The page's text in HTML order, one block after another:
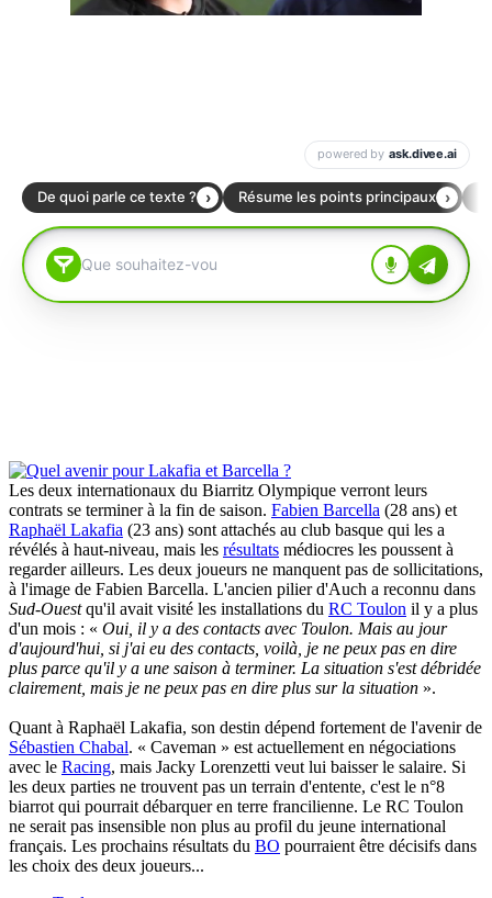
Les deux internationaux du Biarritz Olympique verront leurs
contrats se terminer à la fin de saison. Fabien Barcella (28 ans) et
Raphaël Lakafia (23 ans) sont attachés au club basque qui les a
révélés à haut-niveau, mais les résultats médiocres les poussent à
regarder ailleurs. Les deux joueurs ne manquent pas de sollicitations,
à l'image de Fabien Barcella. L'ancien pilier d'Auch a reconnu dans
Sud-Ouestqu'il avait visité les installations du RC Toulon il y a plus
d'un mois : « Oui, il y a des contacts avec Toulon. Mais au jour
d'aujourd'hui, si j'ai eu des contacts, voilà, je ne peux pas en dire
plus parce qu'il y a une saison à terminer. La situation s'est débridée
clairement, mais je ne peux pas en dire plus sur la situation ».
Quant à Raphaël Lakafia, son destin dépend fortement de l'avenir de
Sébastien Chabal. « Caveman » est actuellement en négociations
avec le Racing, mais Jacky Lorenzetti veut lui baisser le salaire. Si
les deux parties ne trouvent pas un terrain d'entente, c'est le n°8
biarrot qui pourrait débarquer en terre francilienne. Le RC Toulon
ne serait pas insensible non plus au profil du jeune international
français. Les prochains résultats du BO pourraient être décisifs dans
les choix des deux joueurs...